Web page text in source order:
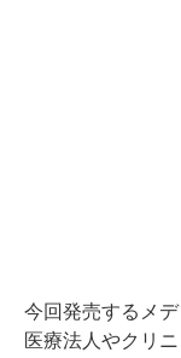
今回発売するメ
医療法人やクリ